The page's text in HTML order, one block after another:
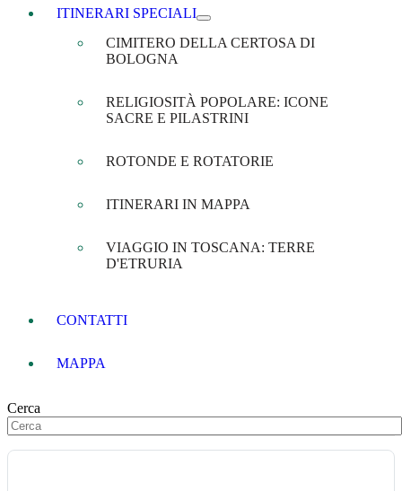
ITINERARI SPECIALI
CIMITERO DELLA CERTOSA DI
BOLOGNA
RELIGIOSITÀ POPOLARE: ICONE
SACRE E PILASTRINI
ROTONDE E ROTATORIE
ITINERARI IN MAPPA
VIAGGIO IN TOSCANA: TERRE
D'ETRURIA
CONTATTI
MAPPA
Cerca